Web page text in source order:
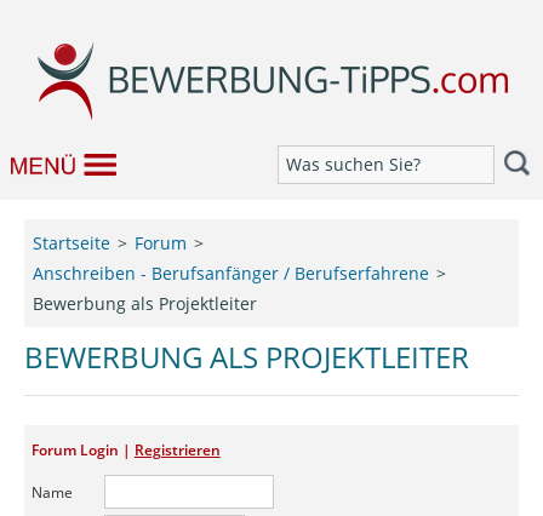
Job & Karriere
Forum
Startseite
Forum
Anschreiben - Berufsanfänger / Berufserfahrene
Bewerbung als Projektleiter
BEWERBUNG ALS PROJEKTLEITER
Forum Login | Registrieren
Name